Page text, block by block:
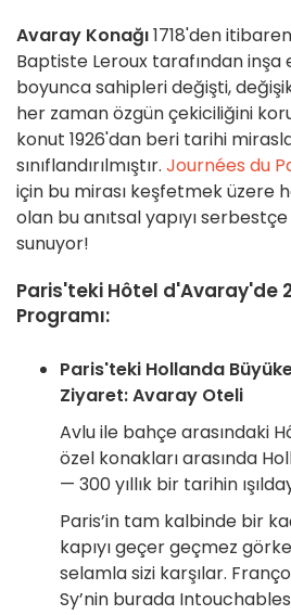
Avaray Konağı1718'den
Baptiste Leroux tarafından inşa
boyunca sahipleri değişti,
her zaman özgün çekiciliğini
konut 1926'dan beri tarihi
sınıflandırılmıştır. Journées du
için bu mirası keşfetmek üzere
olan bu anıtsal yapıyı serbestçe
sunuyor!
Paris'teki Hôtel d'Avaray'de
Programı:
Paris'teki Hollanda
Ziyaret: Avaray Oteli
Avlu ile bahçe arasındaki
özel konakları arasında
— 300 yıllık bir tarihin
Paris’in tam kalbinde bir
kapıyı geçer geçmez
selamla sizi karşılar.
Sy’nin burada